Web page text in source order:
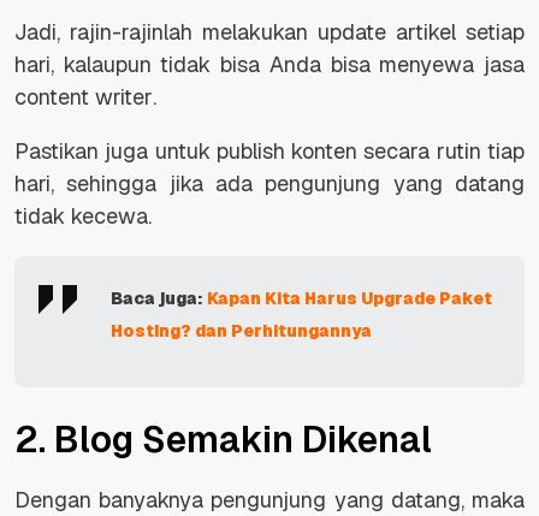
Jadi, rajin-rajinlah melakukan update artikel setiap
hari, kalaupun tidak bisa Anda bisa menyewa jasa
content writer.
Pastikan juga untuk publish konten secara rutin tiap
hari, sehingga jika ada pengunjung yang datang
tidak kecewa.
Baca juga: Kapan Kita Harus Upgrade Paket
Hosting? dan Perhitungannya
2. Blog Semakin Dikenal
Dengan banyaknya pengunjung yang datang, maka